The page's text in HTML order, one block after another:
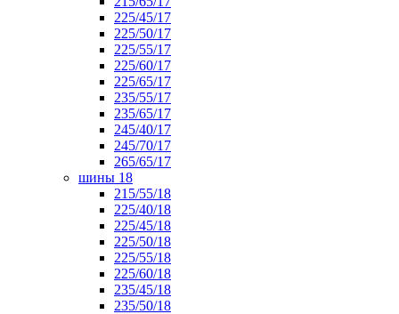
225/45/17
225/50/17
225/55/17
225/60/17
225/65/17
235/55/17
235/65/17
245/40/17
245/70/17
265/65/17
шины 18
215/55/18
225/40/18
225/45/18
225/50/18
225/55/18
225/60/18
235/45/18
235/50/18